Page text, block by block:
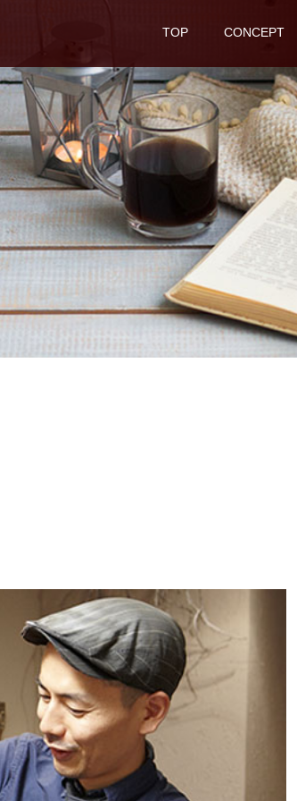
TOP CONCEPT